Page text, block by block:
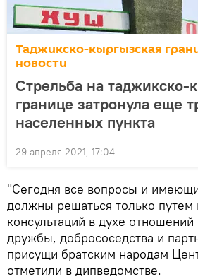
Таджикско-кыргызская
новости
Стрельба на таджикско-
границе затронула еще
населенных пункта
29 апреля 2021, 17:04
"Сегодня все вопросы и
должны решаться только путем
консультаций в духе
дружбы, добрососедства и
присущи братским народам
отметили в дипведомстве.